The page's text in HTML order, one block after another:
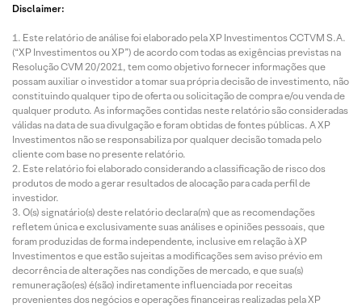
Disclaimer:
Este relatório de análise foi elaborado pela XP Investimentos CCTVM S.A.
(“XP Investimentos ou XP”) de acordo com todas as exigências previstas na
Resolução CVM 20/2021, tem como objetivo fornecer informações que
possam auxiliar o investidor a tomar sua própria decisão de investimento, não
constituindo qualquer tipo de oferta ou solicitação de compra e/ou venda de
qualquer produto. As informações contidas neste relatório são consideradas
válidas na data de sua divulgação e foram obtidas de fontes públicas. A XP
Investimentos não se responsabiliza por qualquer decisão tomada pelo
cliente com base no presente relatório.
Este relatório foi elaborado considerando a classificação de risco dos
produtos de modo a gerar resultados de alocação para cada perfil de
investidor.
O(s) signatário(s) deste relatório declara(m) que as recomendações
refletem única e exclusivamente suas análises e opiniões pessoais, que
foram produzidas de forma independente, inclusive em relação à XP
Investimentos e que estão sujeitas a modificações sem aviso prévio em
decorrência de alterações nas condições de mercado, e que sua(s)
remuneração(es) é(são) indiretamente influenciada por receitas
provenientes dos negócios e operações financeiras realizadas pela XP